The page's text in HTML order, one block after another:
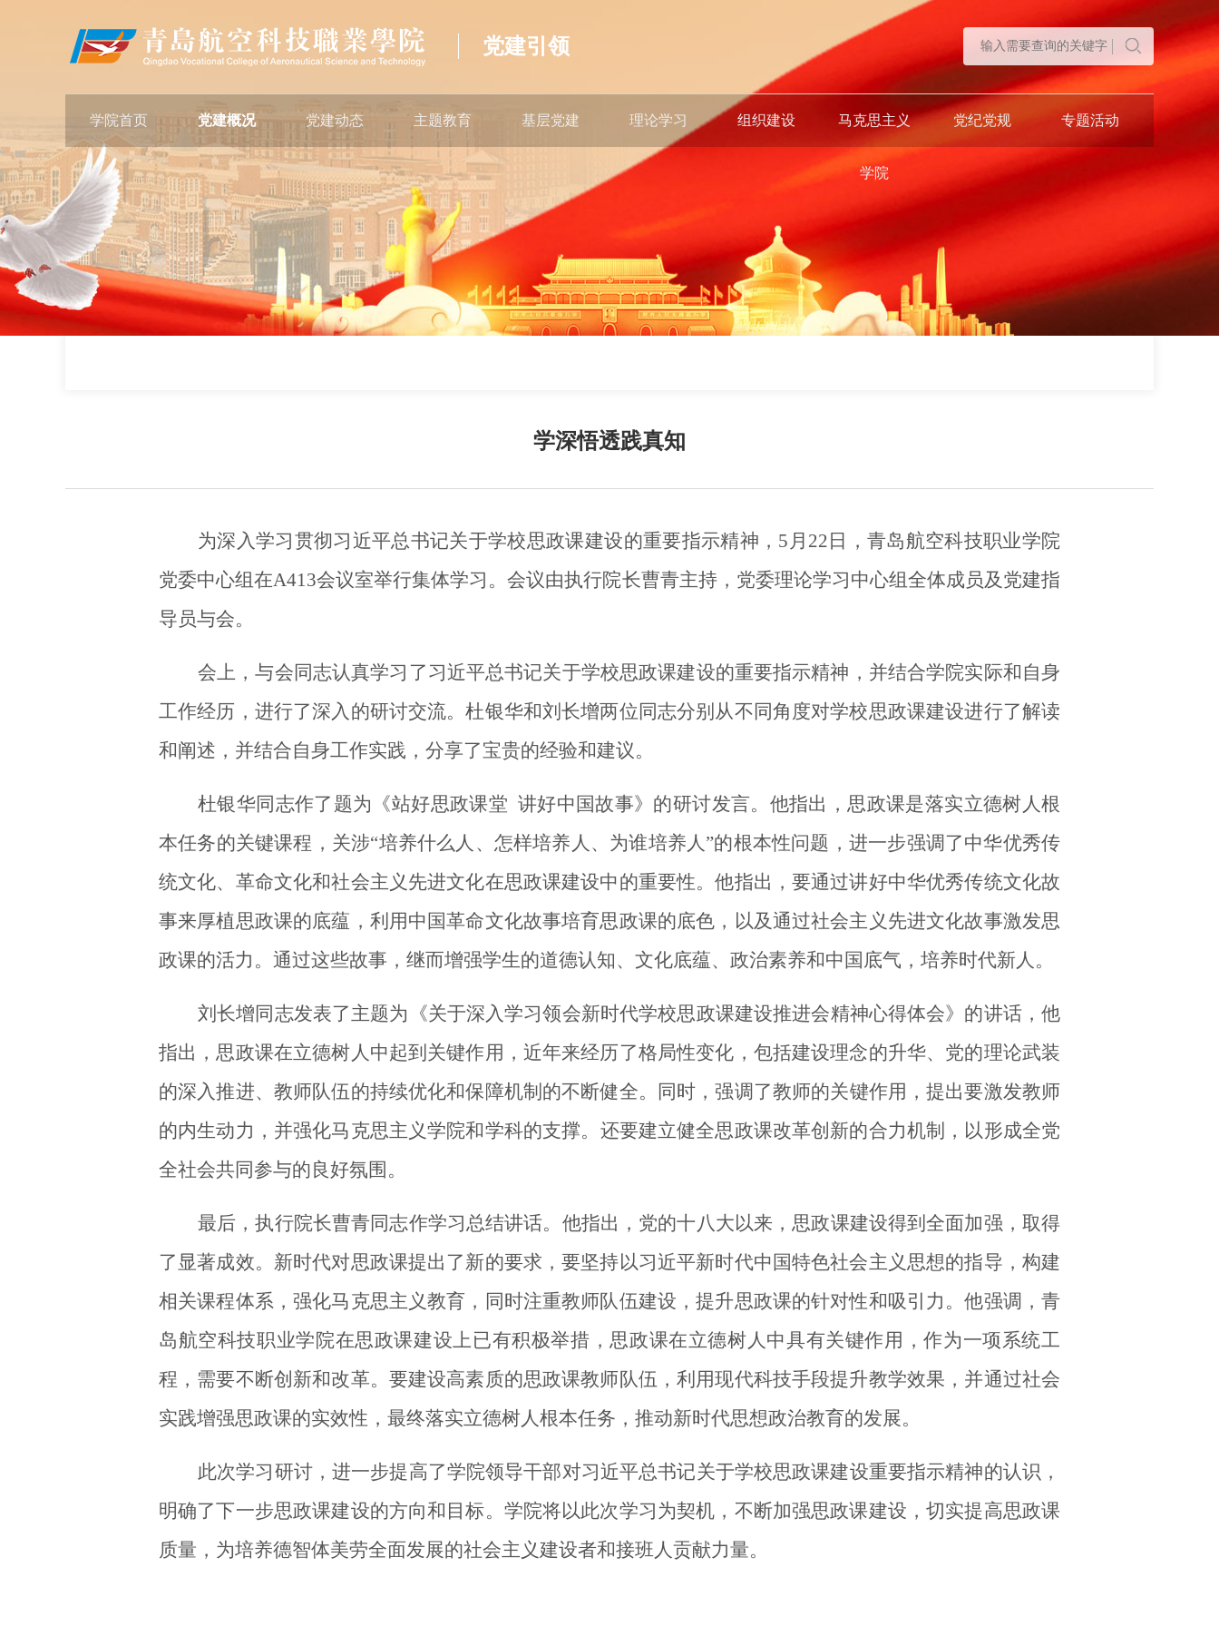
党建引领
学院首页 党建概况 党建动态 主题教育 基层党建 理论学习 组织建设 马克思主义
学院
党纪党规 专题活动
学深悟透践真知
为深入学习贯彻习近平总书记关于学校思政课建设的重要指示精神， 5月 22 日，青岛航空科技职业学院
党委中心组在A413会议室举行集体学习。会议由执行院长曹青主持，党委理论学习中心组全体成员及党建指
导员与会。
会上，与会同志认真学习了习近平总书记关于学校思政课建设的重要指示精神，并结合学院实际和自身
工作经历，进行了深入的研讨交流。杜银华和刘长增两位同志分别从不同角度对学校思政课建设进行了解读
和阐述，并结合自身工作实践，分享了宝贵的经验和建议。
杜银华同志作了题为《站好思政课堂 讲好中国故事》的研讨发言。他指出，思政课是落实立德树人根
本任务的关键课程，关涉“培养什么人、怎样培养人、为谁培养人”的根本性问题，进一步强调了中华优秀传
统文化、革命文化和社会主义先进文化在思政课建设中的重要性。他指出 ，要通过讲好中华优秀传统文化故
事来厚植思政课的底蕴，利用中国革命文化故事培育思政课的底色，以及通过社会主义先进文化故事激发思
政课的活力。通过这些故事， 继而增强学生的道德认知、文化底蕴、政治素养和中国底气，培养时代新人。
刘长增同志发表了主题为《关于深入学习领会新时代学校思政课建设推进会精神心得体会》的讲话，他
指出，思政课在立德树人中起到关键作用，近年来经历了格局性变化，包括建设理念的升华、党的理论武装
的深入推进、教师队伍的持续优化和保障机制的不断健全。
同时，强调了教师的关键作用，提出要激发教师
的内生动力，并强化马克思主义学院和学科的支撑。 还要建立健全思政课改革创新的合力机制，以形成全党
全社会共同参与的良好氛围。
最后，执行院长曹青同志作学习总结讲话。 他指出，党的十八大以来，思政课建设得到全面加强，取得
了显著成效。新时代对思政课提出了新的要求，要坚持以习近平新时代中国特色社会主义思想的指导，构建
相关课程体系，强化马克思主义教育，同时注重教师队伍建设，提升思政课的针对性和吸引力。他强调，青
岛航空科技职业学院在思政课建设上已有积极举措，思政课在立德树人中具有关键作用，作为一项系统工
程，需要不断创新和改革。要建设高素质的思政课教师队伍，利用现代科技手段提升教学效果，并通过社会
实践增强思政课的实效性 ， 最终落实立德树人根本任务，推动新时代思想政治教育的发展。
此次学习研讨，进一步提高了学院领导干部对习近平总书记关于学校思政课建设重要指示精神的认识，
明确了下一步思政课建设的方向和目标。学院将以此次学习为契机，不断加强思政课建设，切实提高思政课
质量，为培养德智体美劳全面发展的社会主义建设者和接班人贡献力量。